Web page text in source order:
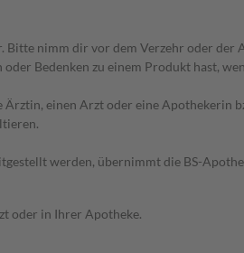
nimm dir vor dem Verzehr oder
Bedenken zu einem Produkt hast,
einen Arzt oder eine Apothekerin
werden, übernimmt die BS-
oder in Ihrer Apotheke.